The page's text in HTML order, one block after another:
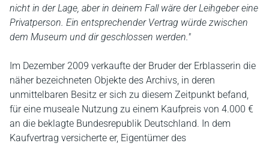
nicht in der Lage, aber in deinem Fall wäre der Leihgeber eine
Privatperson. Ein entsprechender Vertrag würde zwischen
dem Museum und dir geschlossen werden."
Im Dezember 2009 verkaufte der Bruder der Erblasserin die
näher bezeichneten Objekte des Archivs, in deren
unmittelbaren Besitz er sich zu diesem Zeitpunkt befand,
für eine museale Nutzung zu einem Kaufpreis von 4.000 €
an die beklagte Bundesrepublik Deutschland. In dem
Kaufvertrag versicherte er, Eigentümer des